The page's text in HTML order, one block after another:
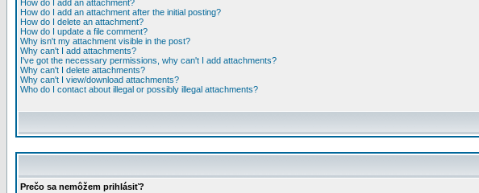
How do I add an attachment?
How do I add an attachment after the initial posting?
How do I delete an attachment?
How do I update a file comment?
Why isn't my attachment visible in the post?
Why can't I add attachments?
I've got the necessary permissions, why can't I add attachments?
Why can't I delete attachments?
Why can't I view/download attachments?
Who do I contact about illegal or possibly illegal attachments?
Prečo sa nemôžem prihlásiť?